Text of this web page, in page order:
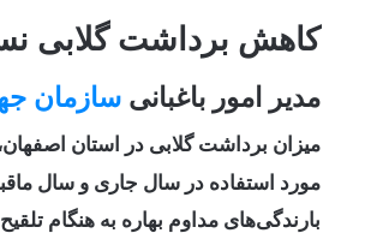
کاهش برداشت گلابی
مدیر امور باغبانی سازمان
میزان برداشت گلابی در استان
مورد استفاده در سال جاری و سال
بارندگی‌های مداوم بهاره به هنگام